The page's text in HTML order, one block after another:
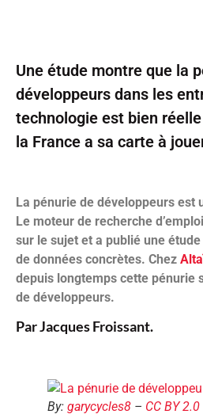
Une étude montre que la
développeurs dans les
technologie est bien
la France a sa carte à
La pénurie de développeurs est
Le moteur de recherche
sur le sujet et a publié une
de données concrètes. Chez
depuis longtemps cette pénurie
de développeurs.
Par Jacques Froissant.
By: garycycles8 – CC BY 2.0